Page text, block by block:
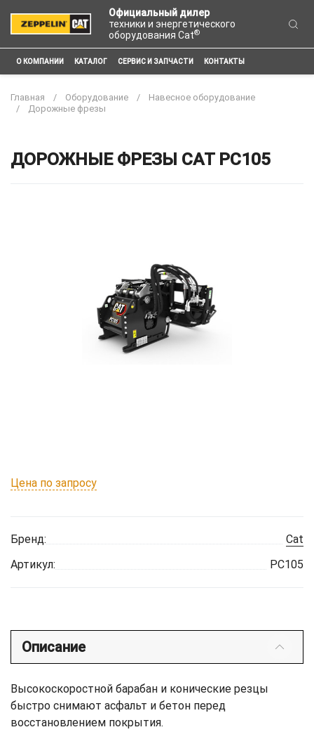
Официальный дилер
техники и энергетического
оборудования Cat®
О КОМПАНИИ КАТАЛОГ СЕРВИС И ЗАПЧАСТИ КОНТАКТЫ
Главная Оборудование
Навесное оборудование
Дорожные фрезы
ДОРОЖНЫЕ ФРЕЗЫ CAT PC105
Цена по запросу
Бренд:
Cat
Артикул:
PC105
Описание
Высокоскоростной барабан и конические резцы
быстро снимают асфальт и бетон перед
восстановлением покрытия.